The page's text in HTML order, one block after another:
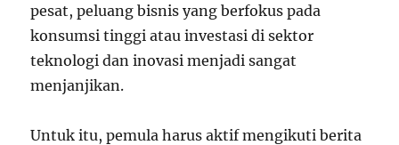
pesat, peluang bisnis yang berfokus pada
konsumsi tinggi atau investasi di sektor
teknologi dan inovasi menjadi sangat
menjanjikan.
Untuk itu, pemula harus aktif mengikuti berita